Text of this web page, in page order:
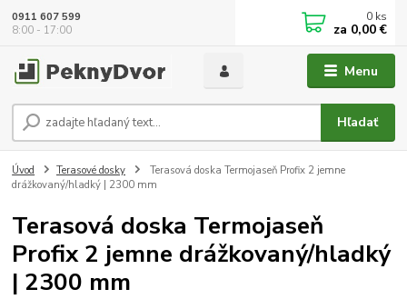
Menu
Hľadať
0911 607 599
8:00 - 17:00
0 ks
za 0,00 €
Úvod Terasové dosky
Terasová doska Termojaseň Profix 2 jemne
drážkovaný/hladký | 2300 mm
Terasová doska Termojaseň
Profix 2 jemne drážkovaný/hladký
| 2300 mm